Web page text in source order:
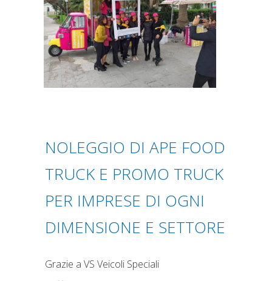
NOLEGGIO DI APE FOOD
TRUCK E PROMO TRUCK
PER IMPRESE DI OGNI
DIMENSIONE E SETTORE
Grazie a VS Veicoli Speciali